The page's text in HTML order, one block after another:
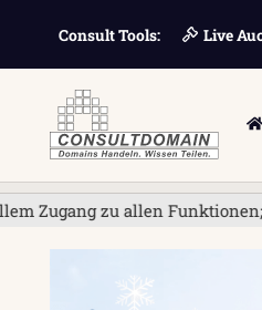
Consult Tools: Live
allen Funktionen; Upgrades